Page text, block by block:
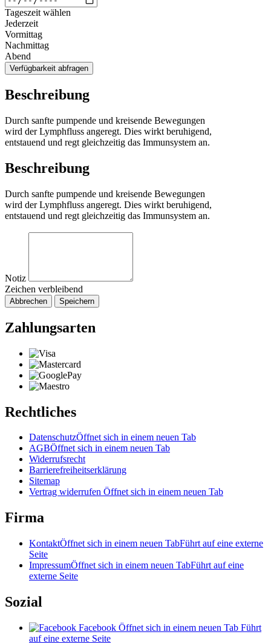
Tageszeit wählen
Jederzeit
Vormittag
Nachmittag
Abend
Verfügbarkeit abfragen
Beschreibung
Durch sanfte pumpende und kreisende Bewegungen
wird der Lymphfluss angeregt. Dies wirkt beruhigend,
entstauend und regt gleichzeitig das Immunsystem an.
Beschreibung
Durch sanfte pumpende und kreisende Bewegungen
wird der Lymphfluss angeregt. Dies wirkt beruhigend,
entstauend und regt gleichzeitig das Immunsystem an.
Notiz
Zeichen verbleibend
Abbrechen Speichern
Zahlungsarten
Rechtliches
DatenschutzÖffnet sich in einem neuen Tab
AGBÖffnet sich in einem neuen Tab
Widerrufsrecht
Barrierefreiheitserklärung
Sitemap
Vertrag widerrufen Öffnet sich in einem neuen Tab
Firma
KontaktÖffnet sich in einem neuen TabFührt auf eine externe
Seite
ImpressumÖffnet sich in einem neuen TabFührt auf eine
externe Seite
Sozial
Facebook Öffnet sich in einem neuen Tab Führt
auf eine externe Seite